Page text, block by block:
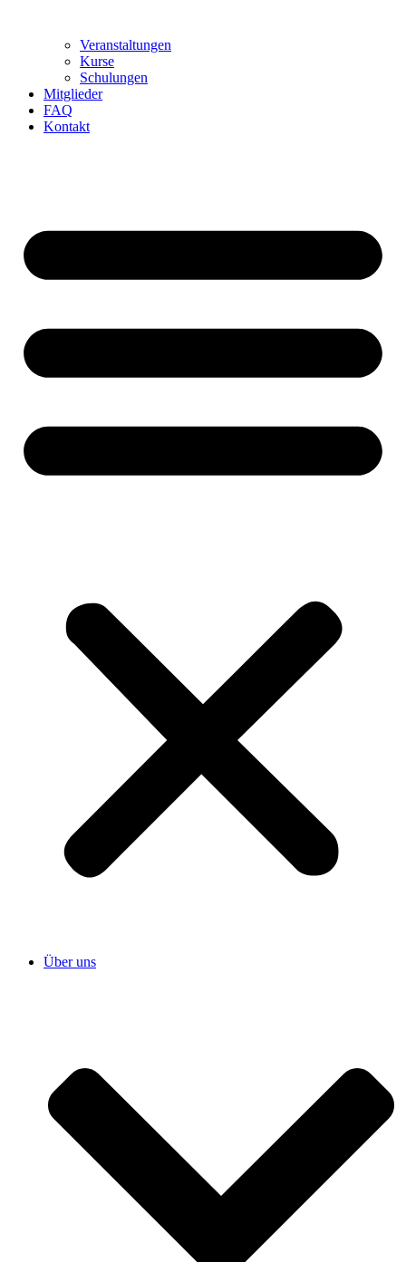
Veranstaltungen
Kurse
Schulungen
Mitglieder
FAQ
Kontakt
Über uns